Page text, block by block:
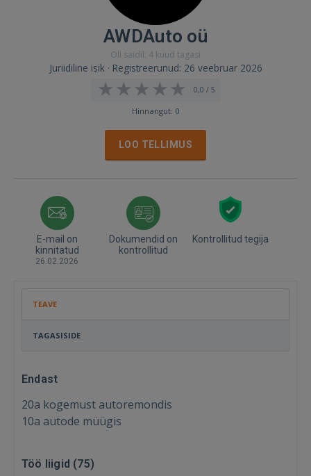
AWDAuto oü
Oli saidil: 4 kuud tagasi
Juriidiline isik · Registreerunud: 26 veebruar 2026
0,0 / 5
Hinnangut: 0
LOO TELLIMUS
E-mail on
kinnitatud
26.02.2026
Dokumendid on
kontrollitud
Kontrollitud tegija
TEAVE
TAGASISIDE
Endast
20a kogemust autoremondis
10a autode müügis
Töö liigid (75)